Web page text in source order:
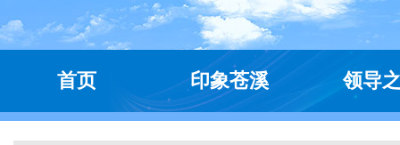
首页 印象苍溪 领导